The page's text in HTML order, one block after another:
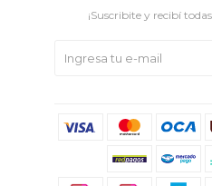
¡Suscribite y recibí